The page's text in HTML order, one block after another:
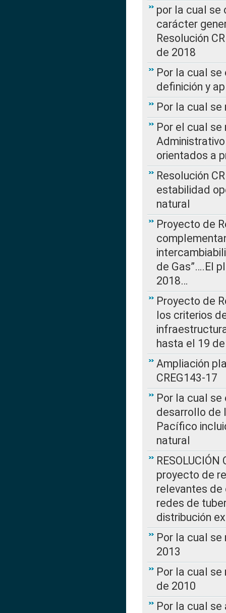
por la cual se
carácter
Resolución
de 2018
Por la cual
definición y
Por la cual
Por el cual
orientados a
Resolución
estabilidad
natural
Proyecto de
de Gas”….El
2018…
Proyecto de
los criterios
hasta el 19
Ampliación
CREG143-17
Por la cual
desarrollo de
Pacífico
natural
proyecto de
relevantes de
redes de
distribución
Por la cual se
2013
Por la cual se
de 2010
Por la cual